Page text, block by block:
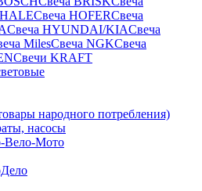
Свеча HOFERСвеча
Свеча HYUNDAI/KIAСвеча
MilesСвеча NGKСвеча
Свечи KRAFT
народного потребления)
насосы
Мото